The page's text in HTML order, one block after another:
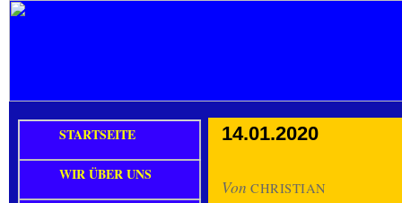
14.01.2020
Von CHRISTIAN
STARTSEITE
WIR ÜBER UNS